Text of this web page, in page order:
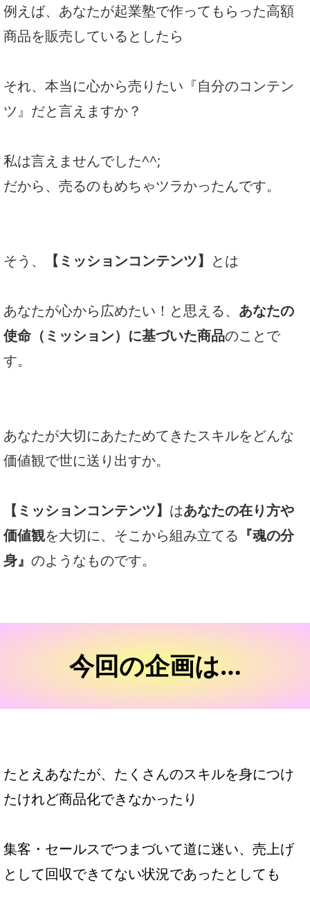
例えば、あなたが起業塾で作ってもらった高額
商品を販売しているとしたら
それ、本当に心から売りたい『自分のコンテン
ツ』だと言えますか？
私は言えませんでした^^;
だから、売るのもめちゃツラかったんです。
そう、 【ミッションコンテンツ】 とは
あなたが心から広めたい！と思える、 あなたの
使命（ミッション）に基づいた商品のことで
す。
あなたが大切にあたためてきたスキルをどんな
価値観で世に送り出すか。
【ミッションコンテンツ】 はあなたの在り方や
価値観を大切に、そこから組み立てる 『魂の分
身』 のようなものです。
今回の企画は…
たとえあなたが、たくさんのスキルを身につけ
たけれど商品化できなかったり
集客・セールスでつまづいて道に迷い、売上げ
として回収できてない状況であったとしても